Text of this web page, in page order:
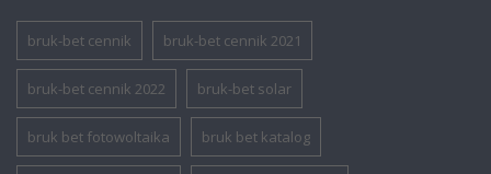
bruk-bet cennik bruk-bet cennik 2021
bruk-bet cennik 2022 bruk-bet solar
bruk bet fotowoltaika bruk bet katalog